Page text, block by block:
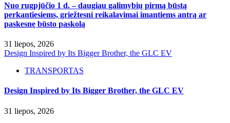
Nuo rugpjūčio 1 d. – daugiau galimybių pirmą būstą
perkantiesiems, griežtesni reikalavimai imantiems antrą ar
paskesnę būsto paskolą
31 liepos, 2026
Design Inspired by Its Bigger Brother, the GLC EV
TRANSPORTAS
Design Inspired by Its Bigger Brother, the GLC EV
31 liepos, 2026